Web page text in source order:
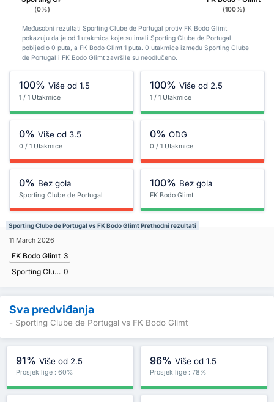
(0%) (100%)
Međusobni rezultati Sporting Clube de Portugal protiv FK Bodo Glimt
pokazuju da je od 1 utakmica koje su imali Sporting Clube de Portugal
pobijedio 0 puta, a FK Bodo Glimt 1 puta. 0 utakmice između Sporting Clube
de Portugal i FK Bodo Glimt završile su neodlučeno.
100% Više od 1.5
1 / 1 Utakmice
100% Više od 2.5
1 / 1 Utakmice
0% Više od 3.5
0 / 1 Utakmice
0% ODG
0 / 1 Utakmice
0% Bez gola
Sporting Clube de Portugal
100% Bez gola
FK Bodo Glimt
Sporting Clube de Portugal vs FK Bodo Glimt Prethodni rezultati
11 March 2026
FK Bodo Glimt 3
Sporting Clube de Portugal 0
Sva predviđanja
- Sporting Clube de Portugal vs FK Bodo Glimt
91% Više od 2.5
Prosjek lige : 60%
96% Više od 1.5
Prosjek lige : 78%